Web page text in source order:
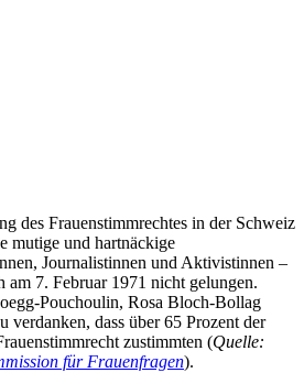
des Frauenstimmrechtes in der Schweiz
mutige und hartnäckige
Journalistinnen und Aktivistinnen –
am 7. Februar 1971 nicht gelungen.
Pouchoulin, Rosa Bloch-Bollag
verdanken, dass über 65 Prozent der
zustimmten (Quelle:
für Frauenfragen).